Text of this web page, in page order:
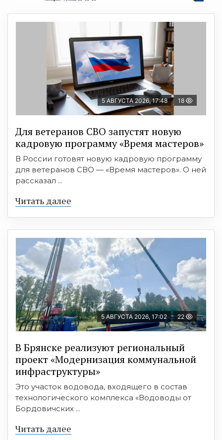
5 АВГУСТА 2026, 17:48 18
Для ветеранов СВО запустят новую
кадровую программу «Время мастеров»
В России готовят новую кадровую программу
для ветеранов СВО — «Время мастеров». О ней
рассказал ...
Читать далее
5 АВГУСТА 2026, 17:02 22
В Брянске реализуют региональный
проект «Модернизация коммунальной
инфраструктуры»
Это участок водовода, входящего в состав
технологического комплекса «Водоводы от
Бордовичских ...
Читать далее